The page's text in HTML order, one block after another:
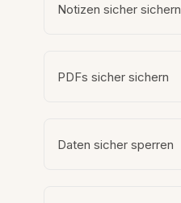
Notizen sicher sichern
PDFs sicher sichern
Daten sicher sperren